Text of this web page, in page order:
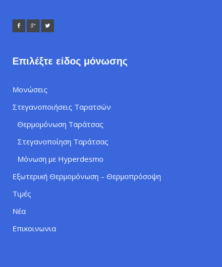
Επιλέξτε είδος μόνωσης
Μονώσεις
Στεγανοποιήσεις Ταρατσών
Θερμομόνωση Ταράτσας
Στεγανοποίηση Ταράτσας
Μόνωση με Hyperdesmo
Εξωτερική Θερμομόνωση – Θερμοπρόσοψη
Τιμές
Νέα
Επικοινωνια